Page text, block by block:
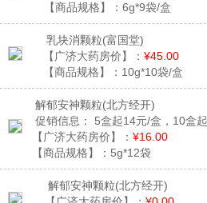
【商品规格】： 6g*9袋/盒
乳块消颗粒(富国堂)
【广济大药房价】： ¥45.00
【商品规格】： 10g*10袋/盒
解郁安神颗粒(北方经开)
促销信息：
5盒起14元/盒，10盒起
【广济大药房价】： ¥16.00
【商品规格】： 5g*12袋
解郁安神颗粒(北方经开)